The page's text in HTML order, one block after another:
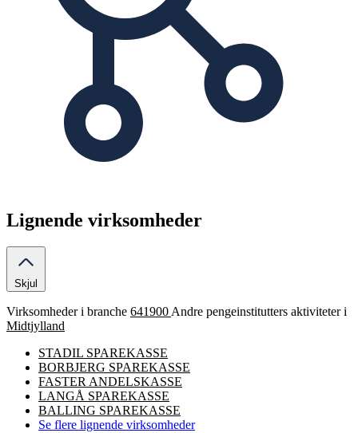
Lignende virksomheder
Skjul
Virksomheder i branche 641900Andre pengeinstitutters aktiviteter i
Midtjylland
STADIL SPAREKASSE
BORBJERG SPAREKASSE
FASTER ANDELSKASSE
LANGÅ SPAREKASSE
BALLING SPAREKASSE
Se flere lignende virksomheder